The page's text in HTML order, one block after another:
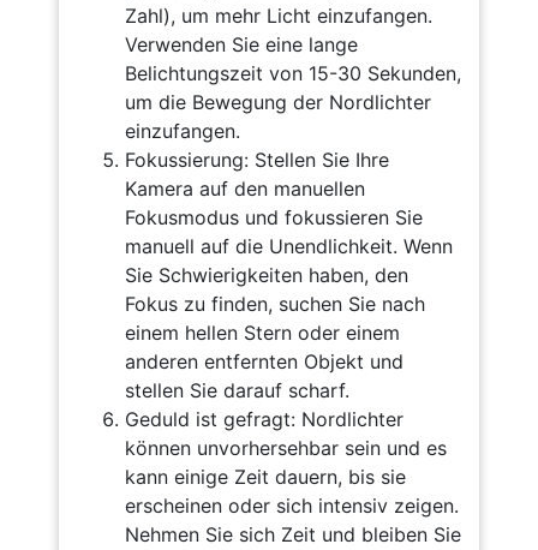
Zahl), um mehr Licht einzufangen.
Verwenden Sie eine lange
Belichtungszeit von 15-30 Sekunden,
um die Bewegung der Nordlichter
einzufangen.
Fokussierung: Stellen Sie Ihre
Kamera auf den manuellen
Fokusmodus und fokussieren Sie
manuell auf die Unendlichkeit. Wenn
Sie Schwierigkeiten haben, den
Fokus zu finden, suchen Sie nach
einem hellen Stern oder einem
anderen entfernten Objekt und
stellen Sie darauf scharf.
Geduld ist gefragt: Nordlichter
können unvorhersehbar sein und es
kann einige Zeit dauern, bis sie
erscheinen oder sich intensiv zeigen.
Nehmen Sie sich Zeit und bleiben Sie